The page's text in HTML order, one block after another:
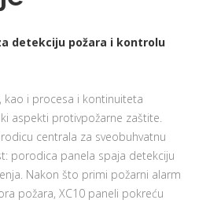
detekciju požara i kontrolu
kao i procesa i kontinuiteta
aspekti protivpožarne zaštite.
centrala za sveobuhvatnu
porodica panela spaja detekciju
Nakon što primi požarni alarm
požara, XC10 paneli pokreću